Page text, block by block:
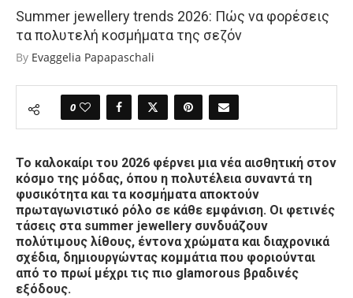
Summer jewellery trends 2026: Πώς να φορέσεις
τα πολυτελή κοσμήματα της σεζόν
By Evaggelia Papapaschali
0
Το καλοκαίρι του 2026 φέρνει μια νέα αισθητική στον
κόσμο της μόδας, όπου η πολυτέλεια συναντά τη
φυσικότητα και τα κοσμήματα αποκτούν
πρωταγωνιστικό ρόλο σε κάθε εμφάνιση. Οι φετινές
τάσεις στα summer jewellery συνδυάζουν
πολύτιμους λίθους, έντονα χρώματα και διαχρονικά
σχέδια, δημιουργώντας κομμάτια που φοριούνται
από το πρωί μέχρι τις πιο glamorous βραδινές
εξόδους.